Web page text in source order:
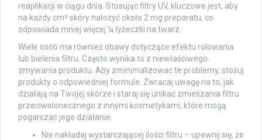
reaplikacji w ciągu dnia. Stosując filtry UV, kluczowe jest, aby
na każdy cm² skóry nałożyć około 2 mg preparatu, co
odpowiada mniej więcej ¼ łyżeczki na twarz.
Wiele osób ma również obawy dotyczące efektu rolowania
lub bielenia filtru. Często wynika to z niewłaściwego
zmywania produktu. Aby zminimalizować te problemy, stosuj
produkty o odpowiedniej formule. Zwracaj uwagę na to, jak
działają na Twojej skórze i staraj się unikać zmieszania filtru
przeciwsłonecznego z innymi kosmetykami, które mogą
pogarszać jego działanie.
Nie nakładaj wystarczającej ilości filtru – upewnij się, że